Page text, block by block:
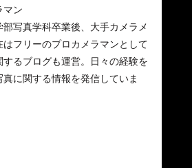
マン
写真学科卒業後、大手カメラメ
フリーのプロカメラマンとして
るブログも運営。日々の経験を
に関する情報を発信していま